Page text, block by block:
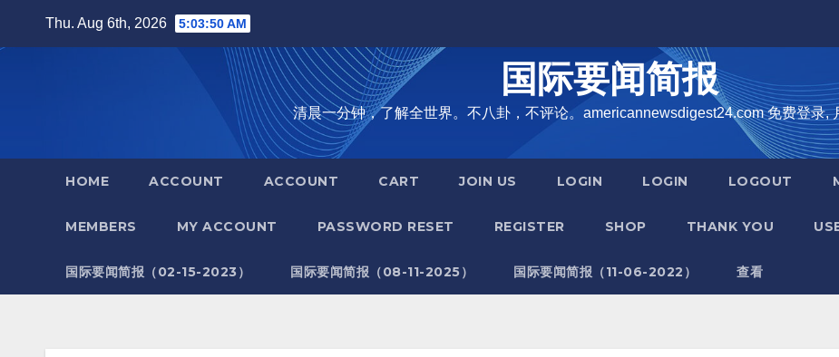
Thu. Aug 6th, 2026 5:03:51 AM
国际要闻简报
清晨一分钟，了解全世界。不八卦，不评论。americannewsdigest24.com 免费登录,
HOME ACCOUNT ACCOUNT CART JOIN US LOGIN LOGIN LOGOUT
MEMBERS MY ACCOUNT PASSWORD RESET REGISTER SHOP THANK YOU
国际要闻简报（02-15-2023） 国际要闻简报（08-11-2025） 国际要闻简报（11-06-2022） 查看